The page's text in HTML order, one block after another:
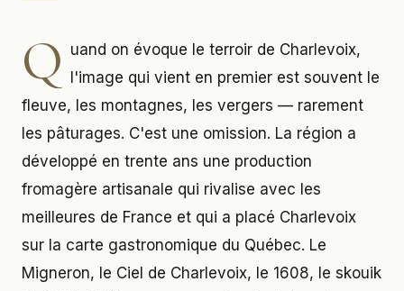
Q uand on évoque le terroir de Charlevoix,
l'image qui vient en premier est souvent le
fleuve, les montagnes, les vergers — rarement
les pâturages. C'est une omission. La région a
développé en trente ans une production
fromagère artisanale qui rivalise avec les
meilleures de France et qui a placé Charlevoix
sur la carte gastronomique du Québec. Le
Migneron, le Ciel de Charlevoix, le 1608, le skouik